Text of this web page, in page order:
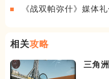
《战双帕弥什》媒体
相关攻略
三角